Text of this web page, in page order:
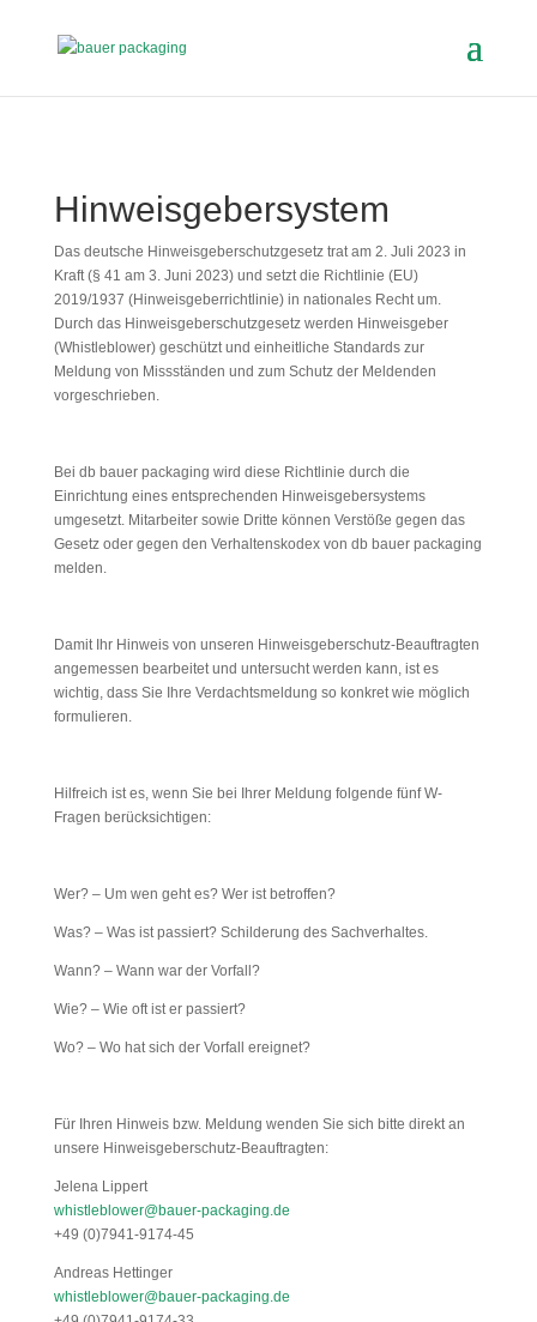
Hinweisgebersystem
Das deutsche Hinweisgeberschutzgesetz trat am 2. Juli 2023 in
Kraft (§ 41 am 3. Juni 2023) und setzt die Richtlinie (EU)
2019/1937 (Hinweisgeberrichtlinie) in nationales Recht um.
Durch das Hinweisgeberschutzgesetz werden Hinweisgeber
(Whistleblower) geschützt und einheitliche Standards zur
Meldung von Missständen und zum Schutz der Meldenden
vorgeschrieben.
Bei db bauer packaging wird diese Richtlinie durch die
Einrichtung eines entsprechenden Hinweisgebersystems
umgesetzt. Mitarbeiter sowie Dritte können Verstöße gegen das
Gesetz oder gegen den Verhaltenskodex von db bauer packaging
melden.
Damit Ihr Hinweis von unseren Hinweisgeberschutz-Beauftragten
angemessen bearbeitet und untersucht werden kann, ist es
wichtig, dass Sie Ihre Verdachtsmeldung so konkret wie möglich
formulieren.
Hilfreich ist es, wenn Sie bei Ihrer Meldung folgende fünf W-
Fragen berücksichtigen:
Wer? – Um wen geht es? Wer ist betroffen?
Was? – Was ist passiert? Schilderung des Sachverhaltes.
Wann? – Wann war der Vorfall?
Wie? – Wie oft ist er passiert?
Wo? – Wo hat sich der Vorfall ereignet?
Für Ihren Hinweis bzw. Meldung wenden Sie sich bitte direkt an
unsere Hinweisgeberschutz-Beauftragten:
Jelena Lippert
whistleblower@bauer-packaging.de
+49 (0)7941-9174-45
Andreas Hettinger
whistleblower@bauer-packaging.de